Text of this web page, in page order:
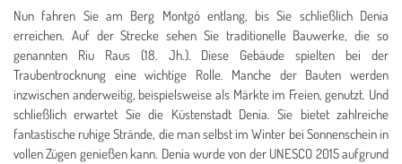
Nun fahren Sie am Berg Montgó entlang, bis Sie schließlich Denia
erreichen. Auf der Strecke sehen Sie traditionelle Bauwerke, die so
genannten Riu Raus (18. Jh.). Diese Gebäude spielten bei der
Traubentrocknung eine wichtige Rolle. Manche der Bauten werden
inzwischen anderweitig, beispielsweise als Märkte im Freien, genutzt. Und
schließlich erwartet Sie die Küstenstadt Denia. Sie bietet zahlreiche
fantastische ruhige Strände, die man selbst im Winter bei Sonnenschein in
vollen Zügen genießen kann. Denia wurde von der UNESCO 2015 aufgrund